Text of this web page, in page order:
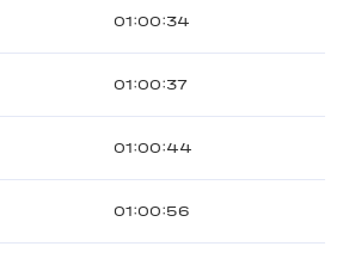
01:00:34
01:00:37
01:00:44
01:00:56